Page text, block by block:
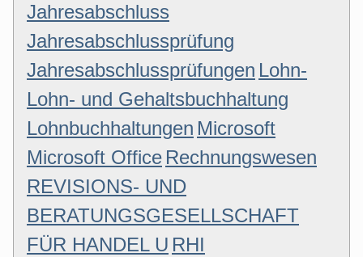
Jahresabschluss
Jahresabschlussprüfung
Jahresabschlussprüfungen Lohn-
Lohn- und Gehaltsbuchhaltung
Lohnbuchhaltungen Microsoft
Microsoft Office Rechnungswesen
REVISIONS- UND
BERATUNGSGESELLSCHAFT
FÜR HANDEL U RHI